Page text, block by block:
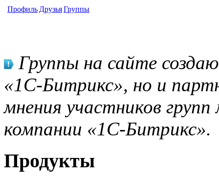
Профиль ДрузьяГруппы
Группы на сайте
«1С-Битрикс», но и
мнения участников
компании «1С-Битрикс».
Продукты